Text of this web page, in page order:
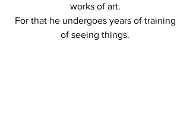
works of art.
of seeing things.